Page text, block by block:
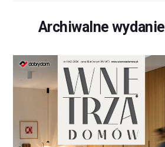
Archiwalne wydanie